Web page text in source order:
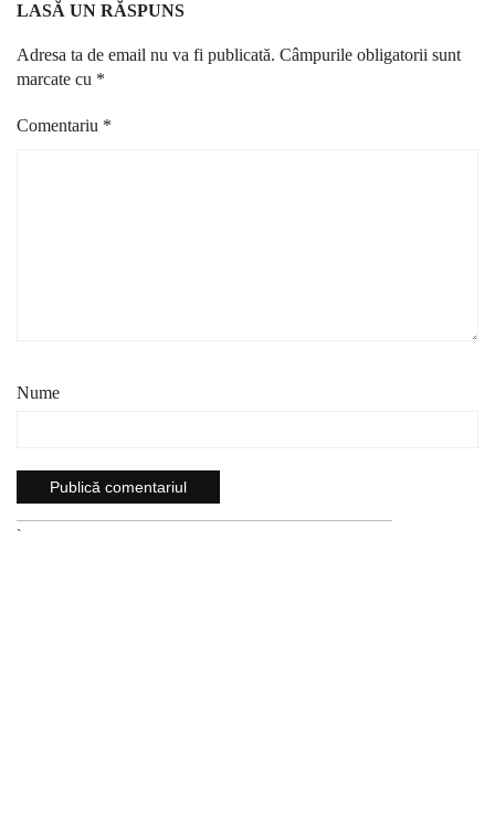
LASĂ UN RĂSPUNS
Adresa ta de email nu va fi publicată. Câmpurile obligatorii sunt
marcate cu *
Comentariu *
Nume
`